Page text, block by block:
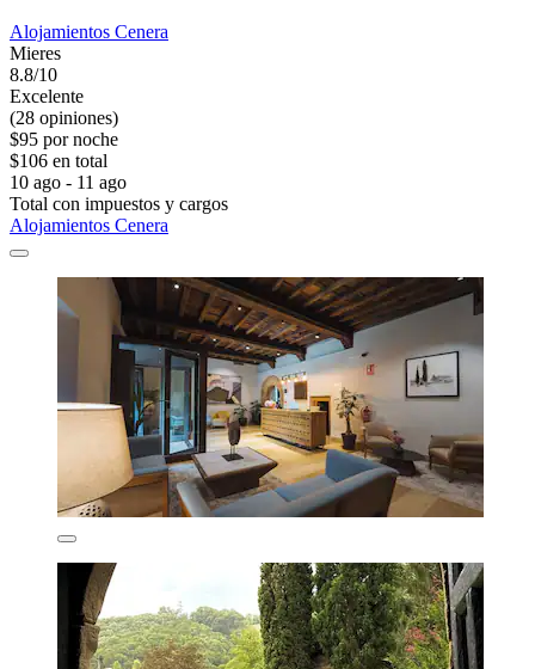
Alojamientos Cenera
Mieres
8.8/10
Excelente
(28 opiniones)
$95 por noche
$106 en total
10 ago - 11 ago
Total con impuestos y cargos
Alojamientos Cenera